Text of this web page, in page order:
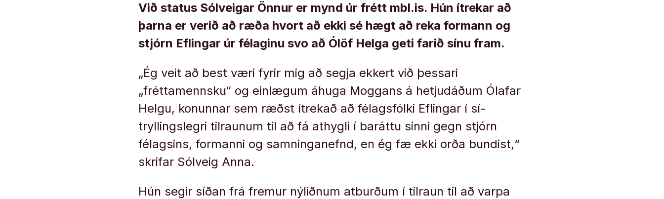
Við status Sólveigar Önnur er mynd úr frétt mbl.is. Hún ítrekar að
þarna er verið að ræða hvort að ekki sé hægt að reka formann og
stjórn Eflingar úr félaginu svo að Ólöf Helga geti farið sínu fram.
„Ég veit að best væri fyrir mig að segja ekkert við þessari
„fréttamennsku“ og einlægum áhuga Moggans á hetjudáðum Ólafar
Helgu, konunnar sem ræðst ítrekað að félagsfólki Eflingar í sí-
tryllingslegri tilraunum til að fá athygli í baráttu sinni gegn stjórn
félagsins, formanni og samninganefnd, en ég fæ ekki orða bundist,“
skrifar Sólveig Anna.
Hún segir síðan frá fremur nýliðnum atburðum í tilraun til að varpa